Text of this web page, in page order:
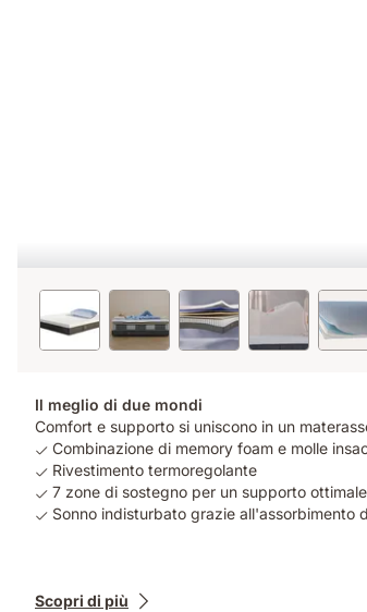
Il meglio di due mondi
Comfort e supporto si uniscono in un
Combinazione di memory foam e molle
Rivestimento termoregolante
7 zone di sostegno per un supporto ottimale
Sonno indisturbato grazie all'assorbimento
Prodotti
Scopri di più